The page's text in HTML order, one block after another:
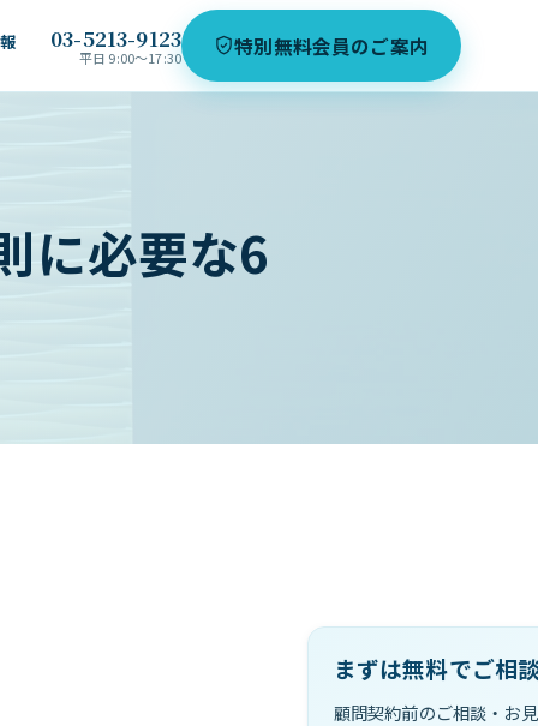
03-5213-9123
平日 9:00〜17:30 特別無料会員のご案内
に必要な6
まずは無料でご相
顧問契約前のご相談・お